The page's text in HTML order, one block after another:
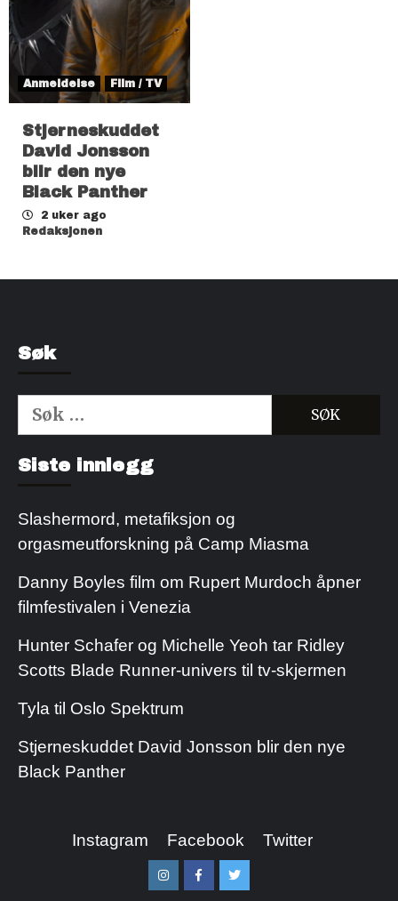
Anmeldelse Film / TV
Stjerneskuddet
David Jonsson
blir den nye
Black Panther
2 uker ago
Redaksjonen
Søk
Søk
etter:
Siste innlegg
Slashermord, metafiksjon og
orgasmeutforskning på Camp Miasma
Danny Boyles film om Rupert Murdoch åpner
filmfestivalen i Venezia
Hunter Schafer og Michelle Yeoh tar Ridley
Scotts Blade Runner-univers til tv-skjermen
Tyla til Oslo Spektrum
Stjerneskuddet David Jonsson blir den nye
Black Panther
Instagram Facebook Twitter
InstagramFacebookTwitter